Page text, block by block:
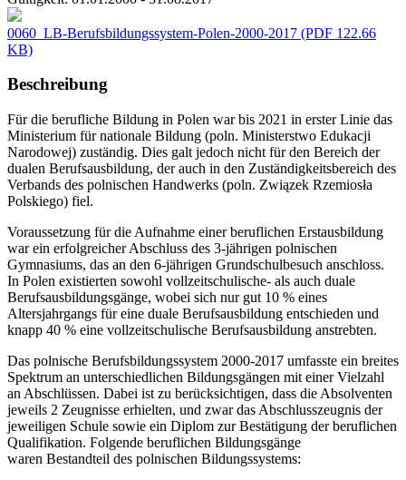
0060_LB-Berufsbildungssystem-Polen-2000-2017 (PDF 122.66
KB)
Beschreibung
Für die berufliche Bildung in Polen war bis 2021 in erster Linie das
Ministerium für nationale Bildung (poln. Ministerstwo Edukacji
Narodowej) zuständig. Dies galt jedoch nicht für den Bereich der
dualen Berufsausbildung, der auch in den Zuständigkeitsbereich des
Verbands des polnischen Handwerks (poln. Związek Rzemiosła
Polskiego) fiel.
Voraussetzung für die Aufnahme einer beruflichen Erstausbildung
war ein erfolgreicher Abschluss des 3-jährigen polnischen
Gymnasiums, das an den 6-jährigen Grundschulbesuch anschloss.
In Polen existierten sowohl vollzeitschulische- als auch duale
Berufsausbildungsgänge, wobei sich nur gut 10 % eines
Altersjahrgangs für eine duale Berufsausbildung entschieden und
knapp 40 % eine vollzeitschulische Berufsausbildung anstrebten.
Das polnische Berufsbildungssystem 2000-2017 umfasste ein breites
Spektrum an unterschiedlichen Bildungsgängen mit einer Vielzahl
an Abschlüssen. Dabei ist zu berücksichtigen, dass die Absolventen
jeweils 2 Zeugnisse erhielten, und zwar das Abschlusszeugnis der
jeweiligen Schule sowie ein Diplom zur Bestätigung der beruflichen
Qualifikation. Folgende beruflichen Bildungsgänge
waren Bestandteil des polnischen Bildungssystems: